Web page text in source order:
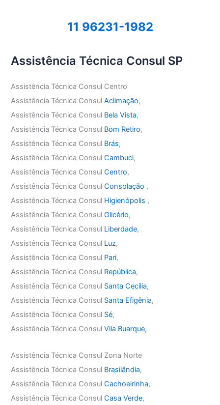
11 96231-1982
Assistência Técnica Consul SP
Assistência Técnica Consul Centro
Assistência Técnica ConsulAclimação,
Assistência Técnica Consul Bela Vista,
Assistência Técnica Consul Bom Retiro,
Assistência Técnica Consul Brás,
Assistência Técnica ConsulCambuci,
Assistência Técnica ConsulCentro,
Assistência Técnica ConsulConsolação ,
Assistência Técnica Consul Higienópolis ,
Assistência Técnica ConsulGlicério,
Assistência Técnica Consul Liberdade,
Assistência Técnica Consul Luz,
Assistência Técnica Consul Pari,
Assistência Técnica Consul República,
Assistência Técnica Consul Santa Cecília,
Assistência Técnica Consul Santa Efigênia,
Assistência Técnica Consul Sé,
Assistência Técnica ConsulVila Buarque,
Assistência Técnica Consul Zona Norte
Assistência Técnica Consul Brasilândia,
Assistência Técnica ConsulCachoeirinha,
Assistência Técnica ConsulCasa Verde,